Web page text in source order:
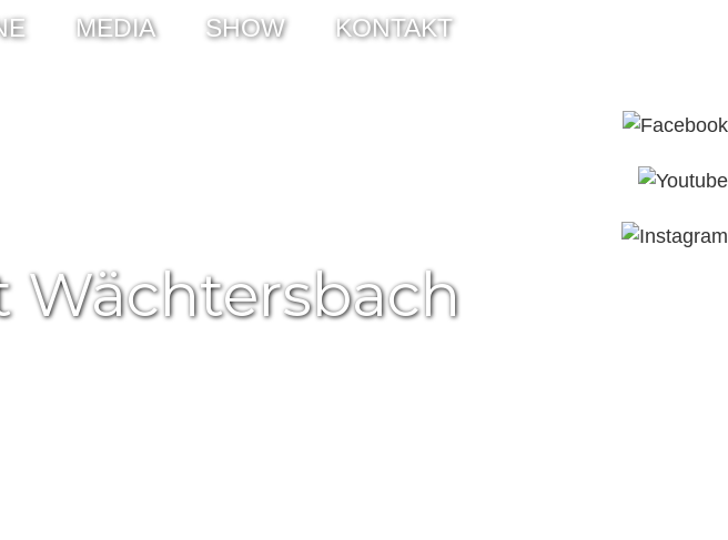
MEDIA SHOW KONTAKT
Wächtersbach